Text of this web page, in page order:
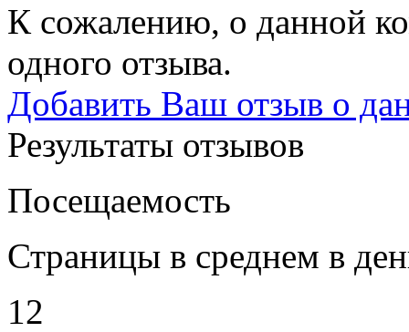
К сожалению, о данной
одного отзыва.
Добавить Ваш отзыв о
Результаты отзывов
Посещаемость
Страницы в среднем в
12